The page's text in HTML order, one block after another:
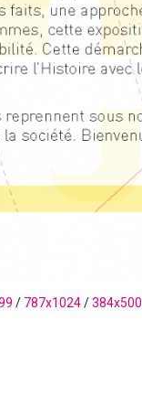
/ 787x1024/384x500